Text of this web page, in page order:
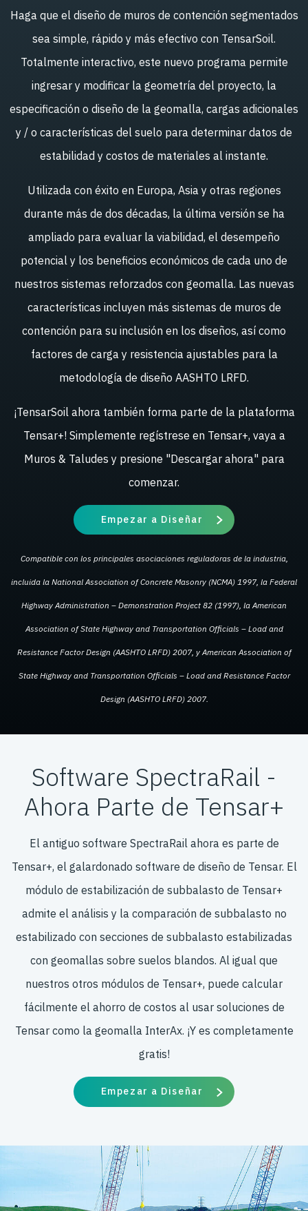
Haga que el diseño de muros de contención segmentados
sea simple, rápido y más efectivo con TensarSoil.
Totalmente interactivo, este nuevo programa permite
ingresar y modificar la geometría del proyecto, la
especificación o diseño de la geomalla, cargas adicionales
y / o características del suelo para determinar datos de
estabilidad y costos de materiales al instante.
Utilizada con éxito en Europa, Asia y otras regiones
durante más de dos décadas, la última versión se ha
ampliado para evaluar la viabilidad, el desempeño
potencial y los beneficios económicos de cada uno de
nuestros sistemas reforzados con geomalla. Las nuevas
características incluyen más sistemas de muros de
contención para su inclusión en los diseños, así como
factores de carga y resistencia ajustables para la
metodología de diseño AASHTO LRFD.
¡TensarSoil ahora también forma parte de la plataforma
Tensar+! Simplemente regístrese en Tensar+, vaya a
Muros & Taludes y presione "Descargar ahora" para
comenzar.
Empezar a Diseñar
Compatible con los principales asociaciones reguladoras de la industria,
incluida la National Association of Concrete Masonry (NCMA) 1997, la Federal
Highway Administration – Demonstration Project 82 (1997), la American
Association of State Highway and Transportation Officials – Load and
Resistance Factor Design (AASHTO LRFD) 2007, y American Association of
State Highway and Transportation Officials – Load and Resistance Factor
Design (AASHTO LRFD) 2007.
Software SpectraRail -
Ahora Parte de Tensar+
El antiguo software SpectraRail ahora es parte de
Tensar+, el galardonado software de diseño de Tensar. El
módulo de estabilización de subbalasto de Tensar+
admite el análisis y la comparación de subbalasto no
estabilizado con secciones de subbalasto estabilizadas
con geomallas sobre suelos blandos. Al igual que
nuestros otros módulos de Tensar+, puede calcular
fácilmente el ahorro de costos al usar soluciones de
Tensar como la geomalla InterAx. ¡Y es completamente
gratis!
Empezar a Diseñar